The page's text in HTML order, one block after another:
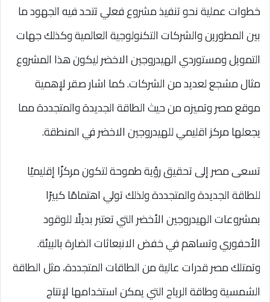
خطوات عملية نحو تنفيذ مشروع فعلي تتحد فيه الجهود ما
بين المطورين والشركات التكنولوجية العالمية وكذلك جهات
التمويل ومستوردي الهيدروجين الاخضر ليكون هذا المشروع
مثال مشجع لعديد من الشركات. كما اشار صقر لإهمية
موقع مصر وتميزه من حيث الطاقة الجديدة والمتجددة مما
يجعلها مركز اقليمي للهيدروجين الاخضر في المنطقة.
تسعى مصر إلى تحقيق رؤية طموحة لتكون مركزًا إقليميًا
للطاقة الجديدة والمتجددة ولذلك تولي اهتمامًا كبيرًا
بمشروعات الهيدروجين الأخضر التي تعتبر بديلًا للوقود
الأحفوري وتساهم في خفض الانبعاثات الضارة بالبيئة.
وتمتلك مصر قدرات عالية من الطاقات المتجددة، مثل الطاقة
الشمسية وطاقة الرياح التي يمكن استخدامها لإنتاج